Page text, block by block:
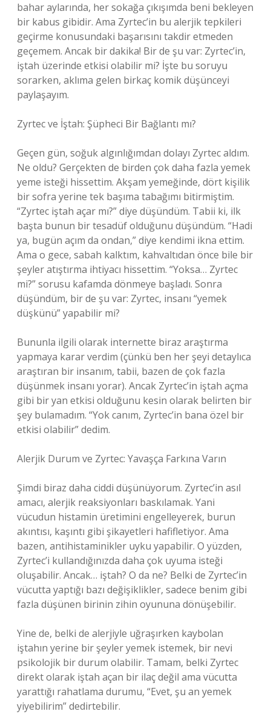
bahar aylarında, her sokağa çıkışımda beni bekleyen
bir kabus gibidir. Ama Zyrtec’in bu alerjik tepkileri
geçirme konusundaki başarısını takdir etmeden
geçemem. Ancak bir dakika! Bir de şu var: Zyrtec’in,
iştah üzerinde etkisi olabilir mi? İşte bu soruyu
sorarken, aklıma gelen birkaç komik düşünceyi
paylaşayım.
Zyrtec ve İştah: Şüpheci Bir Bağlantı mı?
Geçen gün, soğuk algınlığımdan dolayı Zyrtec aldım.
Ne oldu? Gerçekten de birden çok daha fazla yemek
yeme isteği hissettim. Akşam yemeğinde, dört kişilik
bir sofra yerine tek başıma tabağımı bitirmiştim.
“Zyrtec iştah açar mı?” diye düşündüm. Tabii ki, ilk
başta bunun bir tesadüf olduğunu düşündüm. “Hadi
ya, bugün açım da ondan,” diye kendimi ikna ettim.
Ama o gece, sabah kalktım, kahvaltıdan önce bile bir
şeyler atıştırma ihtiyacı hissettim. “Yoksa… Zyrtec
mi?” sorusu kafamda dönmeye başladı. Sonra
düşündüm, bir de şu var: Zyrtec, insanı “yemek
düşkünü” yapabilir mi?
Bununla ilgili olarak internette biraz araştırma
yapmaya karar verdim (çünkü ben her şeyi detaylıca
araştıran bir insanım, tabii, bazen de çok fazla
düşünmek insanı yorar). Ancak Zyrtec’in iştah açma
gibi bir yan etkisi olduğunu kesin olarak belirten bir
şey bulamadım. “Yok canım, Zyrtec’in bana özel bir
etkisi olabilir” dedim.
Alerjik Durum ve Zyrtec: Yavaşça Farkına Varın
Şimdi biraz daha ciddi düşünüyorum. Zyrtec’in asıl
amacı, alerjik reaksiyonları baskılamak. Yani
vücudun histamin üretimini engelleyerek, burun
akıntısı, kaşıntı gibi şikayetleri hafifletiyor. Ama
bazen, antihistaminikler uyku yapabilir. O yüzden,
Zyrtec’i kullandığınızda daha çok uyuma isteği
oluşabilir. Ancak… iştah? O da ne? Belki de Zyrtec’in
vücutta yaptığı bazı değişiklikler, sadece benim gibi
fazla düşünen birinin zihin oyununa dönüşebilir.
Yine de, belki de alerjiyle uğraşırken kaybolan
iştahın yerine bir şeyler yemek istemek, bir nevi
psikolojik bir durum olabilir. Tamam, belki Zyrtec
direkt olarak iştah açan bir ilaç değil ama vücutta
yarattığı rahatlama durumu, “Evet, şu an yemek
yiyebilirim” dedirtebilir.